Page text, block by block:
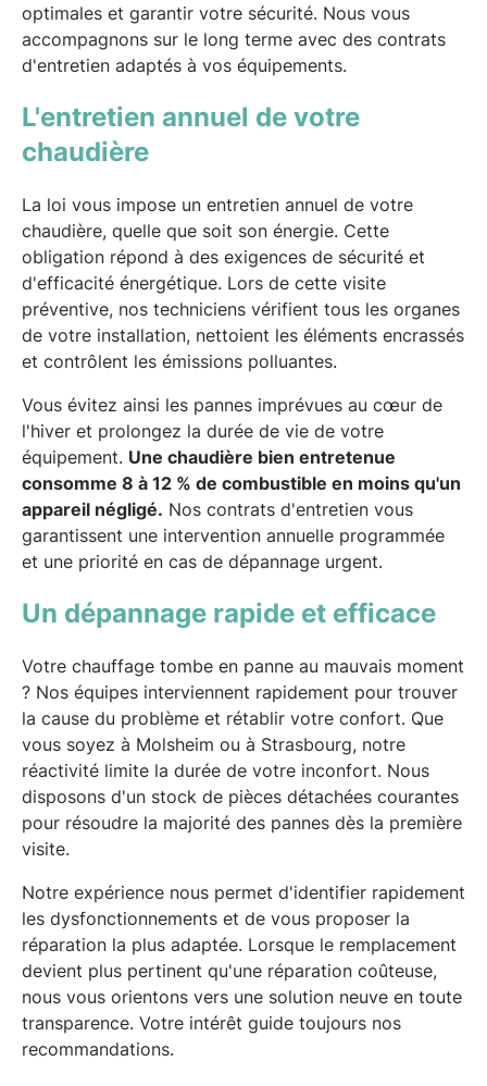
optimales et garantir votre sécurité. Nous vous
accompagnons sur le long terme avec des contrats
d'entretien adaptés à vos équipements.
L'entretien annuel de votre
chaudière
La loi vous impose un entretien annuel de votre
chaudière, quelle que soit son énergie. Cette
obligation répond à des exigences de sécurité et
d'efficacité énergétique. Lors de cette visite
préventive, nos techniciens vérifient tous les organes
de votre installation, nettoient les éléments encrassés
et contrôlent les émissions polluantes.
Vous évitez ainsi les pannes imprévues au cœur de
l'hiver et prolongez la durée de vie de votre
équipement. Une chaudière bien entretenue
consomme 8 à 12 % de combustible en moins qu'un
appareil négligé. Nos contrats d'entretien vous
garantissent une intervention annuelle programmée
et une priorité en cas de dépannage urgent.
Un dépannage rapide et efficace
Votre chauffage tombe en panne au mauvais moment
? Nos équipes interviennent rapidement pour trouver
la cause du problème et rétablir votre confort. Que
vous soyez à Molsheim ou à Strasbourg, notre
réactivité limite la durée de votre inconfort. Nous
disposons d'un stock de pièces détachées courantes
pour résoudre la majorité des pannes dès la première
visite.
Notre expérience nous permet d'identifier rapidement
les dysfonctionnements et de vous proposer la
réparation la plus adaptée. Lorsque le remplacement
devient plus pertinent qu'une réparation coûteuse,
nous vous orientons vers une solution neuve en toute
transparence. Votre intérêt guide toujours nos
recommandations.